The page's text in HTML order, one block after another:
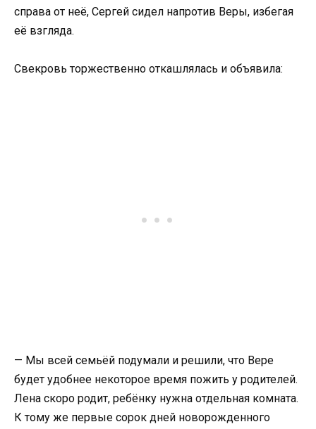
справа от неё, Сергей сидел напротив Веры, избегая
её взгляда.
Свекровь торжественно откашлялась и объявила:
— Мы всей семьёй подумали и решили, что Вере
будет удобнее некоторое время пожить у родителей.
Лена скоро родит, ребёнку нужна отдельная комната.
К тому же первые сорок дней новорожденного